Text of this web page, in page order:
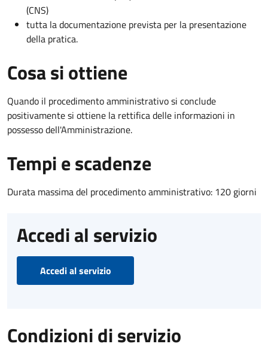
(CNS)
tutta la documentazione prevista per la presentazione
della pratica.
Cosa si ottiene
Quando il procedimento amministrativo si conclude
positivamente si ottiene la rettifica delle informazioni in
possesso dell'Amministrazione.
Tempi e scadenze
Durata massima del procedimento amministrativo: 120 giorni
Accedi al servizio
Accedi al servizio
Condizioni di servizio